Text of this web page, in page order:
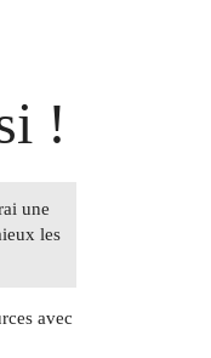
!
une
les
avec